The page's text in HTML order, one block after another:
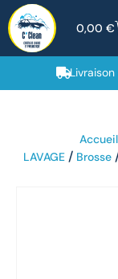
0,00 €
Accueil
LAVAGE / Brosse